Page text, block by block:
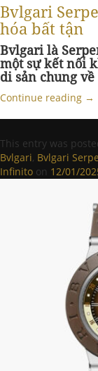
Bvlgari
hóa bất tận
Bvlgari là
một sự kết nối
di sản chung
Continue reading →
This entry was
Bvlgari, Bvlgari
Infinito on 12/01/